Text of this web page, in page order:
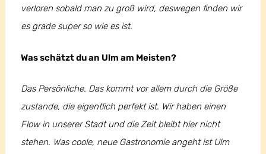
verloren sobald man zu groß wird, deswegen finden wir
es grade super so wie es ist.
Was schätzt du an Ulm am Meisten?
Das Persönliche. Das kommt vor allem durch die Größe
zustande, die eigentlich perfekt ist. Wir haben einen
Flow in unserer Stadt und die Zeit bleibt hier nicht
stehen. Was coole, neue Gastronomie angeht ist Ulm